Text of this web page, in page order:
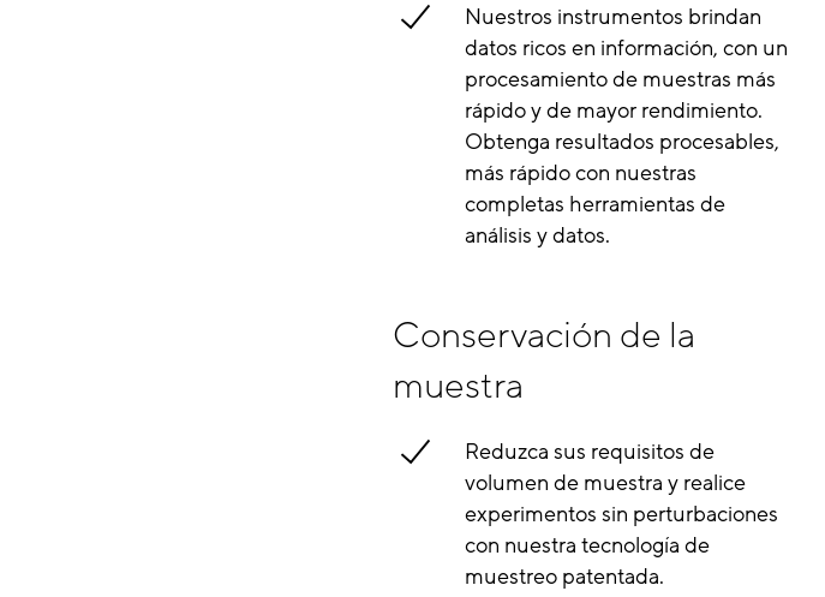
Nuestros instrumentos brindan
datos ricos en información, con un
procesamiento de muestras más
rápido y de mayor rendimiento.
Obtenga resultados procesables,
más rápido con nuestras
completas herramientas de
análisis y datos.
Conservación de la
muestra
Reduzca sus requisitos de
volumen de muestra y realice
experimentos sin perturbaciones
con nuestra tecnología de
muestreo patentada.